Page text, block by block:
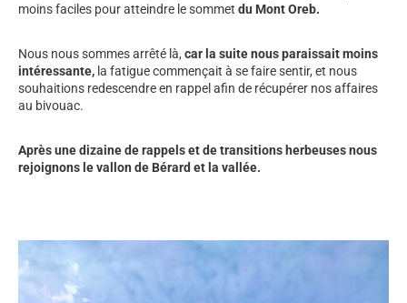
moins faciles pour atteindre le sommet du Mont Oreb.
Nous nous sommes arrêté là, car la suite nous paraissait moins
intéressante, la fatigue commençait à se faire sentir, et nous
souhaitions redescendre en rappel afin de récupérer nos affaires
au bivouac.
Après une dizaine de rappels et de transitions herbeuses nous
rejoignons le vallon de Bérard et la vallée.